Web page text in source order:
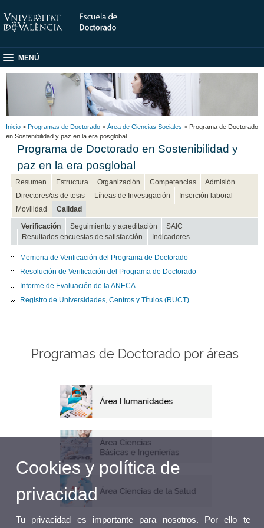
MENÚ
Inicio > Programas de Doctorado > Área de Ciencias Sociales > Programa de Doctorado
en Sostenibilidad y paz en la era posglobal
Programa de Doctorado en Sostenibilidad y
paz en la era posglobal
Resumen Estructura Organización Competencias
Admisión
Directores/as de tesis
Líneas de Investigación
Inserción laboral
Movilidad
Calidad
Verificación Seguimiento y acreditación
SAIC
Resultados encuestas de satisfacción
Indicadores
Memoria de Verificación del Programa de Doctorado
Resolución de Verificación del Programa de Doctorado
Informe de Evaluación de la ANECA
Registro de Universidades, Centros y Títulos (RUCT)
Programas de Doctorado por áreas
Cookies y política de
privacidad
Tu privacidad es importante para nosotros. Por ello te